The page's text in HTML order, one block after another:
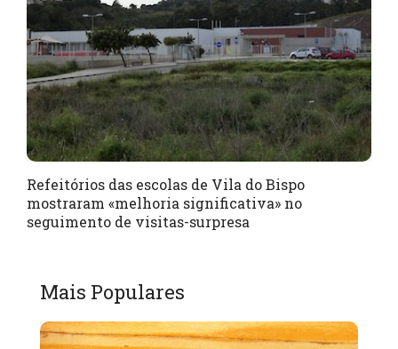
Refeitórios das escolas de Vila do Bispo
mostraram «melhoria significativa» no
seguimento de visitas-surpresa
Mais Populares